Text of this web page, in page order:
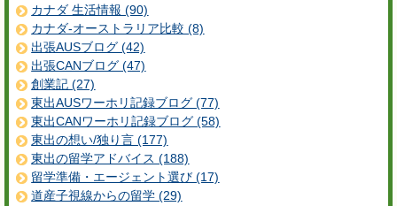
カナダ 生活情報 (90)
カナダ-オーストラリア比較 (8)
出張AUSブログ (42)
出張CANブログ (47)
創業記 (27)
東出AUSワーホリ記録ブログ (77)
東出CANワーホリ記録ブログ (58)
東出の想い/独り言 (177)
東出の留学アドバイス (188)
留学準備・エージェント選び (17)
道産子視線からの留学 (29)